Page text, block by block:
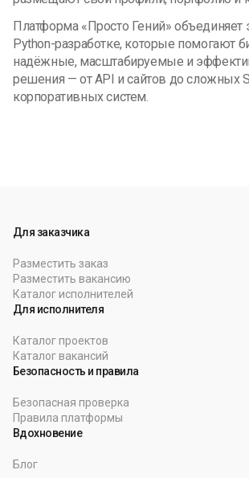
Платформа «Просто Гений» объединяет
Python-разработке, которые помогают
надёжные, масштабируемые и
решения — от API и сайтов до сложных
корпоративных систем.
Для заказчика
Разместить заказ
Разместить вакансию
Каталог исполнителей
Для исполнителя
Каталог проектов
Каталог вакансий
Безопасность и правила
Безопасная проверка
Правила платформы
Вдохновение
Блог